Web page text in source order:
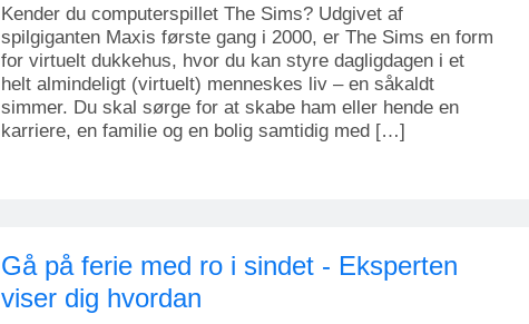
Kender du computerspillet The Sims? Udgivet af
spilgiganten Maxis første gang i 2000, er The Sims en form
for virtuelt dukkehus, hvor du kan styre dagligdagen i et
helt almindeligt (virtuelt) menneskes liv – en såkaldt
simmer. Du skal sørge for at skabe ham eller hende en
karriere, en familie og en bolig samtidig med […]
Gå på ferie med ro i sindet - Eksperten
viser dig hvordan